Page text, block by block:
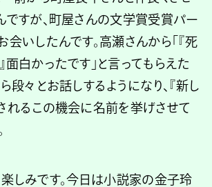
ですが、町屋さんの文学賞受賞パー
会いしたんです。高瀬さんから「『死
面白かったです」と言ってもらえた
段々とお話しするようになり、『新し
れるこの機会に名前を挙げさせて
しみです。今日は小説家の金子玲